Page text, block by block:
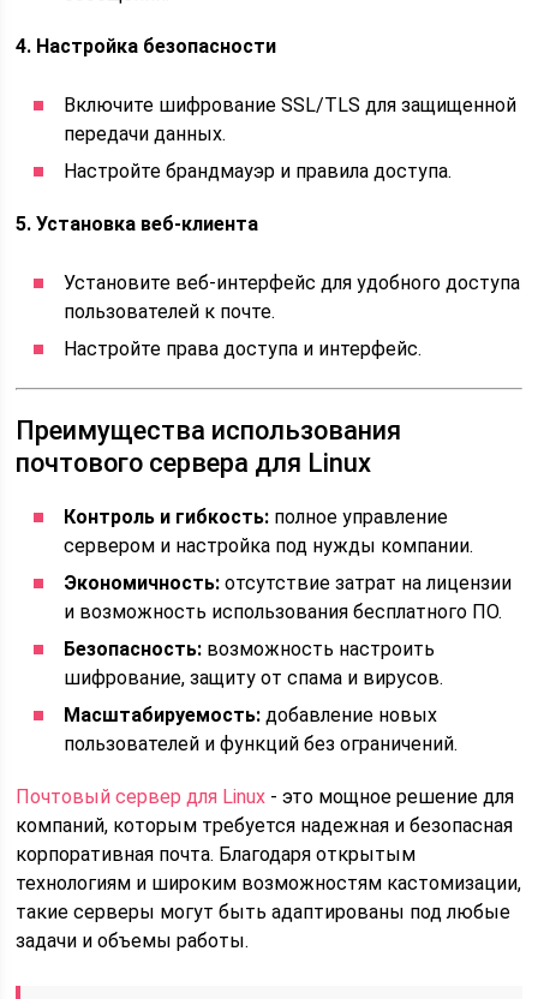
4. Настройка безопасности
Включите шифрование SSL/TLS для защищенной
передачи данных.
Настройте брандмауэр и правила доступа.
5. Установка веб-клиента
Установите веб-интерфейс для удобного доступа
пользователей к почте.
Настройте права доступа и интерфейс.
Преимущества использования
почтового сервера для Linux
Контроль и гибкость: полное управление
сервером и настройка под нужды компании.
Экономичность: отсутствие затрат на лицензии
и возможность использования бесплатного ПО.
Безопасность: возможность настроить
шифрование, защиту от спама и вирусов.
Масштабируемость: добавление новых
пользователей и функций без ограничений.
Почтовый сервер для Linux - это мощное решение для
компаний, которым требуется надежная и безопасная
корпоративная почта. Благодаря открытым
технологиям и широким возможностям кастомизации,
такие серверы могут быть адаптированы под любые
задачи и объемы работы.